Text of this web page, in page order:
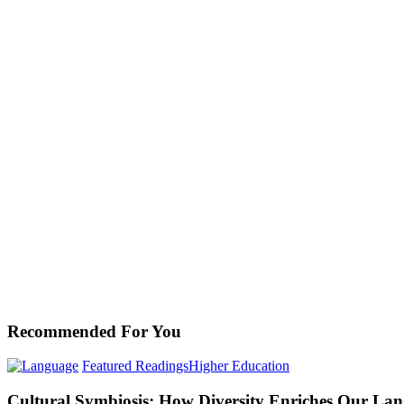
Recommended For You
Featured ReadingsHigher Education
How